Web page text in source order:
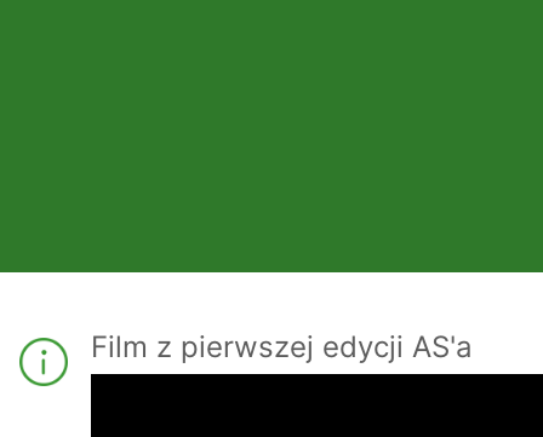
Film z pierwszej edycji AS'a